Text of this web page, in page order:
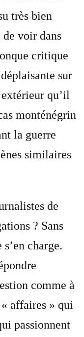
très bien
voir dans
critique
sur
qu’il
monténégrin
la guerre
similaires
de
? Sans
charge.
comme à
affaires » qui
passionnent